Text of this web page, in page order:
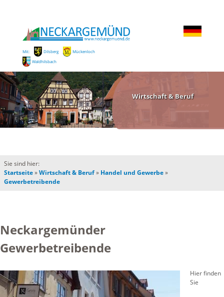
Mit: Dilsberg
Mückenloch
Waldhilsbach
Wirtschaft & Beruf
Sie sind hier:
Startseite»Wirtschaft & Beruf» Handel und Gewerbe»
Gewerbetreibende
Neckargemünder
Gewerbetreibende
Hier finden
Sie